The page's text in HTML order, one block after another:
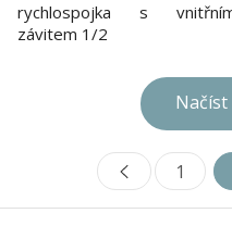
rychlospojka s
závitem 1/2
Načíst
1